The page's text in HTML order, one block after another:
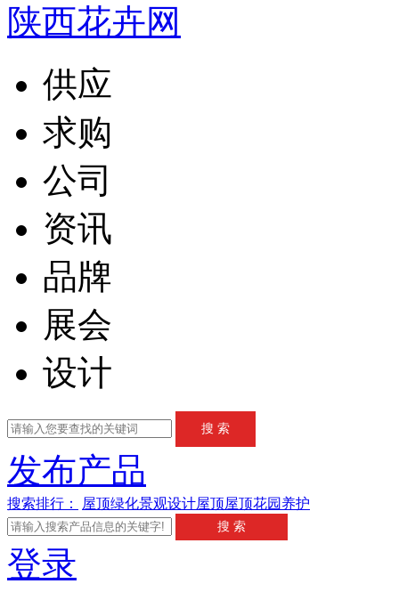
供应
求购
公司
资讯
品牌
展会
设计
发布产品
搜索排行： 屋顶绿化景观设计屋顶屋顶花园 养护
登录